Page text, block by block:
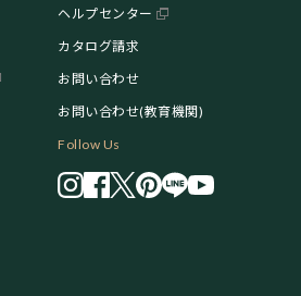
ヘルプセンター
カタログ請求
お問い合わせ
お問い合わせ(教育機関)
Follow Us